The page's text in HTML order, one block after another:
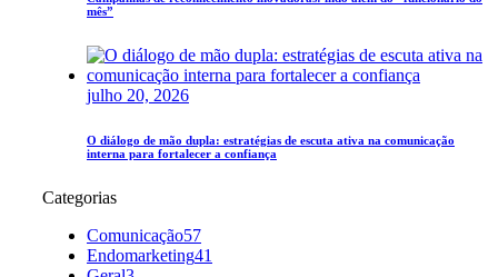
mês”
julho 20, 2026
O diálogo de mão dupla: estratégias de escuta ativa na comunicação
interna para fortalecer a confiança
Categorias
Comunicação57
Endomarketing41